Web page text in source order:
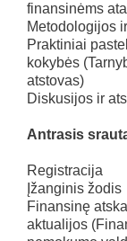
finansinėms
Metodologijos
Praktiniai
kokybės
atstovas)
Diskusijos ir
Antrasis
Registracija
Įžanginis žodis
Finansinę
aktualijos